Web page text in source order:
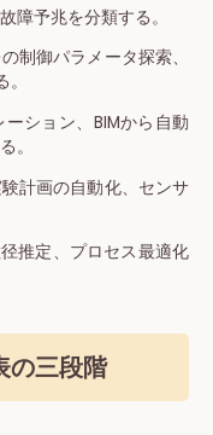
障予兆を分類する。
制御パラメータ探索、
ション、BIMから自動
。
計画の自動化、センサ
推定、プロセス最適化
三段階